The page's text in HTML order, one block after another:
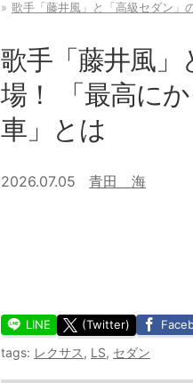
歌手「藤井風」と「高級セダン」
歌手「藤井風
場！ 「最高に
車」とは
2026.07.05 青田 海
LINE (Twitter)
tags: レクサス, LS, セダン